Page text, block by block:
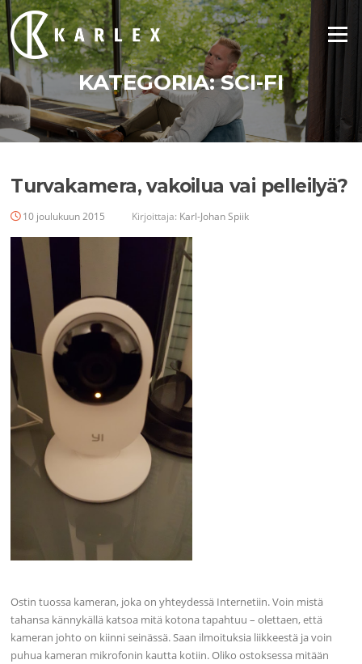
Siirry
suoraan
sisältöön
Valikko
KATEGORIA:SCI-FI
Turvakamera, vakoilua vai pelleilyä?
10 joulukuun 2015 Kirjoittaja: Karl-Johan Spiik
Ostin tuossa kameran, joka on yhteydessä Internetiin. Voin mistä
tahansa kännykällä katsoa mitä kotona tapahtuu – olettaen, että
kameran johto on kiinni seinässä. Saan ilmoituksia liikkeestä ja voin
puhua kameran mikrofonin kautta kotiin. Oliko ostoksessa mitään